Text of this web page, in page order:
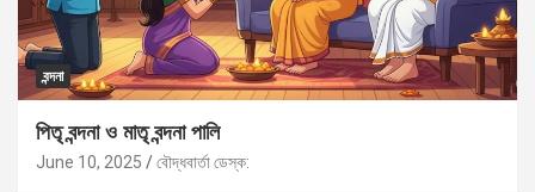
বন্দনা
পিতৃ বন্দনা ও মাতৃ বন্দনা পালি
June 10, 2025 বৌদ্ধবার্তা ডেস্ক: